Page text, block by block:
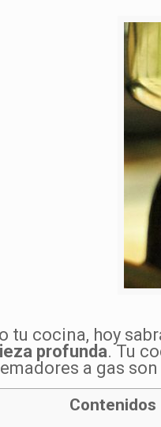
tu cocina, hoy
profunda. Tu
a gas son
Contenidos